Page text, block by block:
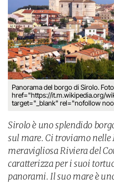
Panorama del borgo di Sirolo.
href="https://it.m.wikipedia.org/
target="_blank" rel="nofollow
Sirolo è uno splendido
sul mare. Ci troviamo nelle
meravigliosa Riviera del
caratterizza per i suoi
panorami. Il suo mare è